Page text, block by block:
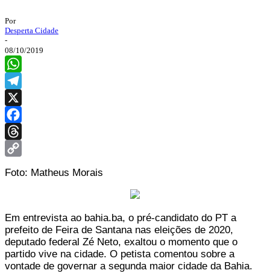
Por
Desperta Cidade
-
08/10/2019
WhatsApp
Telegram
X
Facebook
Threads
Foto: Matheus Morais
Em entrevista ao bahia.ba, o pré-candidato do PT a
prefeito de Feira de Santana nas eleições de 2020,
deputado federal Zé Neto, exaltou o momento que o
partido vive na cidade. O petista comentou sobre a
vontade de governar a segunda maior cidade da Bahia.